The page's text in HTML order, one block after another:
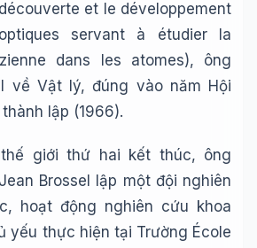
et le développement
servant à étudier la
dans les atomes), ông
về Vật lý, đúng vào năm Hội
lập (1966).
giới thứ hai kết thúc, ông
Jean Brossel
lập một đội nghiên
hoạt động nghiên cứu khoa
yếu thực hiện tại Trường École